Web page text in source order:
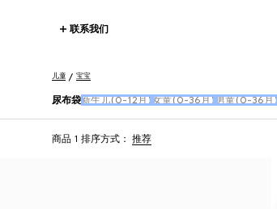
联系我们
儿童 宝宝
尿布袋 新生儿(0-12月) 女童(0-36月) 男童(0-36月)
商品 1 排序方式： 推荐